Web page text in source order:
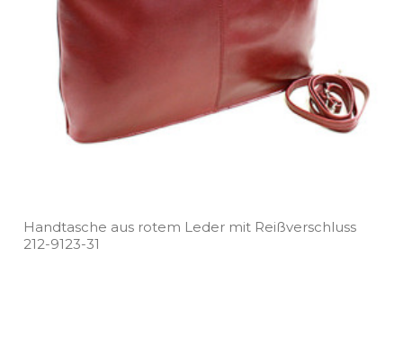
Handtasche aus rotem Leder mit Reißverschluss
212­-9123­-31